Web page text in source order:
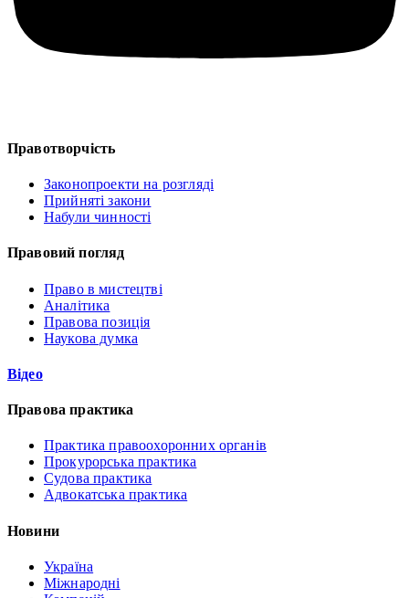
Правотворчість
Законопроекти на розгляді
Прийняті закони
Набули чинності
Правовий погляд
Право в мистецтві
Аналітика
Правова позиція
Наукова думка
Відео
Правова практика
Практика правоохоронних органів
Прокурорська практика
Судова практика
Адвокатська практика
Новини
Україна
Міжнародні